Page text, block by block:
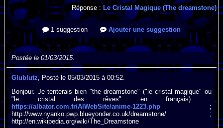
Réponse : Le Cristal Magique (The dreamstone)
1 suggestion Ajouter une suggestion
Postée le 01/03/2015.
Glublutz, Posté le 05/03/2015 à 00:52.
Bonjour. Je tenterais bien "the dreamstone" ("le cristal magique" ou
"le cristal des rêves" en français) :
https://albator.com.fr/AlWebSite/anime-1223.php ;
http://www.nyanko.pwp.blueyonder.co.uk/dreamstone/ ;
http://en.wikipedia.org/wiki/The_Dreamstone